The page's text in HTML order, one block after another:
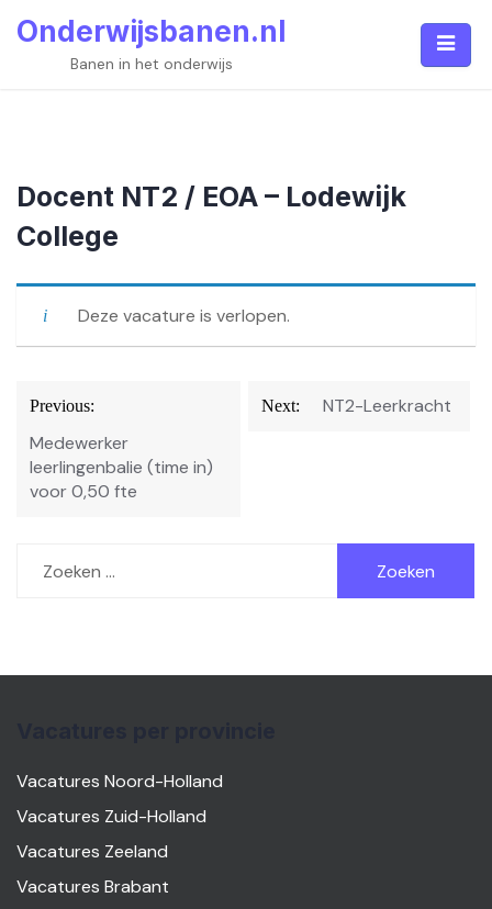
Onderwijsbanen.nl
Banen in het onderwijs
Docent NT2 / EOA – Lodewijk
College
Deze vacature is verlopen.
Bericht
navigatie
Previous:
Medewerker
leerlingenbalie (time in)
voor 0,50 fte
Next: NT2-Leerkracht
naar:
Vacatures Noord-Holland
Vacatures Zuid-Holland
Vacatures Zeeland
Vacatures Brabant